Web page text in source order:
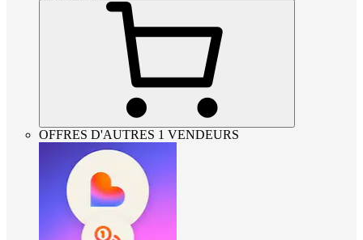
OFFRES D'AUTRES 1 VENDEURS